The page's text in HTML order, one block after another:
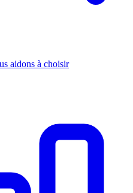
aidons à choisir